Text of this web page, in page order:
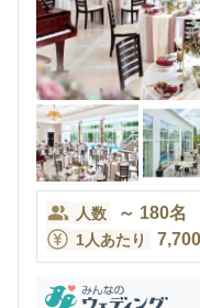
人数 ～ 180名
1人あたり 7,700